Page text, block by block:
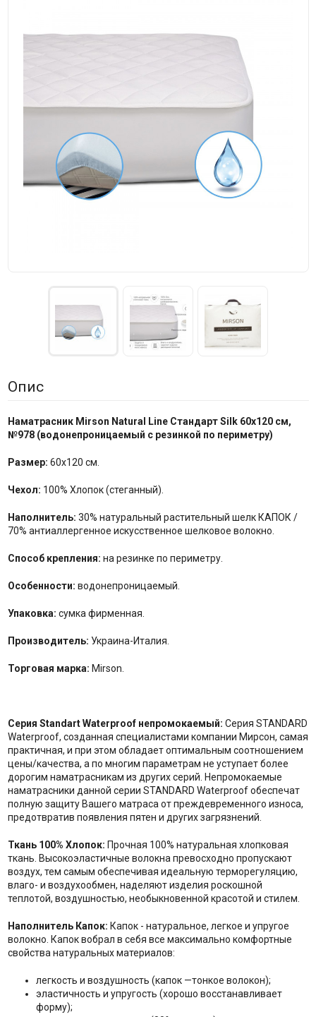
Опис
Наматрасник Mirson Natural Line Стандарт Silk 60x120 см,
№978 (водонепроницаемый с резинкой по периметру)
Размер: 60x120 см.
Чехол: 100% Хлопок (стеганный).
Наполнитель: 30% натуральный растительный шелк КАПОК /
70% антиаллергенное искусственное шелковое волокно.
Способ крепления: на резинке по периметру.
Особенности: водонепроницаемый.
Упаковка: сумка фирменная.
Производитель: Украина-Италия.
Торговая марка: Mirson.
Серия Standart Waterproof непромокаемый: Серия STANDARD
Waterproof, созданная специалистами компании Мирсон, самая
практичная, и при этом обладает оптимальным соотношением
цены/качества, а по многим параметрам не уступает более
дорогим наматрасникам из других серий. Непромокаемые
наматрасники данной серии STANDARD Waterproof обеспечат
полную защиту Вашего матраса от преждевременного износа,
предотвратив появления пятен и других загрязнений.
Ткань 100% Хлопок: Прочная 100% натуральная хлопковая
ткань. Высокоэластичные волокна превосходно пропускают
воздух, тем самым обеспечивая идеальную терморегуляцию,
влаго- и воздухообмен, наделяют изделия роскошной
теплотой, воздушностью, необыкновенной красотой и стилем.
Наполнитель Капок: Капок - натуральное, легкое и упругое
волокно. Капок вобрал в себя все максимально комфортные
свойства натуральных материалов:
легкость и воздушность (капок —тонкое волокон);
эластичность и упругость (хорошо восстанавливает
форму);